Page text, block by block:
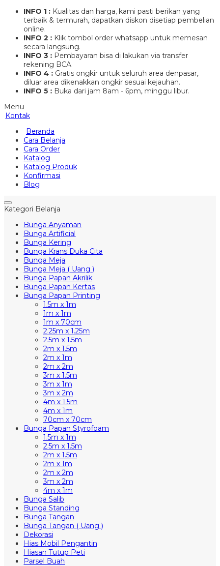
INFO 1 : Kualitas dan harga, kami pasti berikan yang
terbaik & termurah, dapatkan diskon disetiap pembelian
online.
INFO 2 : Klik tombol order whatsapp untuk memesan
secara langsung.
INFO 3 : Pembayaran bisa di lakukan via transfer
rekening BCA.
INFO 4 : Gratis ongkir untuk seluruh area denpasar,
diluar area dikenakkan ongkir sesuai kejauhan.
INFO 5 : Buka dari jam 8am - 6pm, minggu libur.
Menu
Kontak
Beranda
Cara Belanja
Cara Order
Katalog
Katalog Produk
Konfirmasi
Blog
Kategori Belanja
Bunga Anyaman
Bunga Artificial
Bunga Kering
Bunga Krans Duka Cita
Bunga Meja
Bunga Meja ( Uang )
Bunga Papan Akrilik
Bunga Papan Kertas
Bunga Papan Printing
1.5m x 1m
1m x 1m
1m x 70cm
2.25m x 1.25m
2.5m x 1.5m
2m x 1.5m
2m x 1m
2m x 2m
3m x 1.5m
3m x 1m
3m x 2m
4m x 1.5m
4m x 1m
70cm x 70cm
Bunga Papan Styrofoam
1.5m x 1m
2.5m x 1.5m
2m x 1.5m
2m x 1m
2m x 2m
3m x 2m
4m x 1m
Bunga Salib
Bunga Standing
Bunga Tangan
Bunga Tangan ( Uang )
Dekorasi
Hias Mobil Pengantin
Hiasan Tutup Peti
Parsel Buah